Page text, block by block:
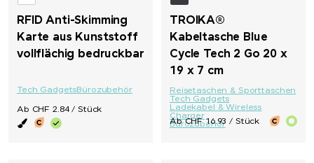
RFID Anti-Skimming
Karte aus Kunststoff
vollflächig bedruckbar
Tech GadgetsBürozubehör
Ab CHF 2.84 / Stück
TROIKA®
Kabeltasche Blue
Cycle Tech 2 Go 20 x
19 x 7 cm
Reisetaschen & Sporttaschen
Tech Gadgets
Ladekabel & Wireless
Charger
Bürozubehör
Ab CHF 16.93 / Stück